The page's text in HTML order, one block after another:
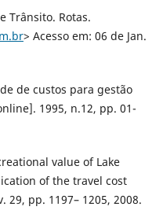
Trânsito. Rotas.
> Acesso em: 06 de Jan.
de custos para gestão
1995, n.12, pp. 01-
value of Lake
of the travel cost
pp. 1197– 1205, 2008.